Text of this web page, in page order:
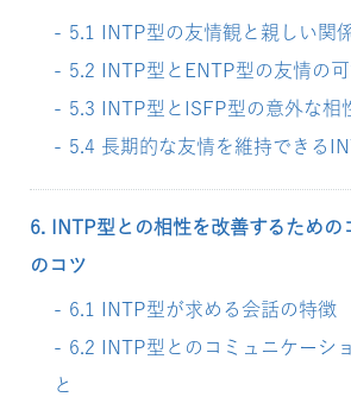
5.1 INTP型の友情観と親しい関
5.2 INTP型とENTP型の友情の
5.3 INTP型とISFP型の意外な相
5.4 長期的な友情を維持できる
6. INTP型との相性を改善するための
のコツ
6.1 INTP型が求める会話の特徴
6.2 INTP型とのコミュニケーシ
と